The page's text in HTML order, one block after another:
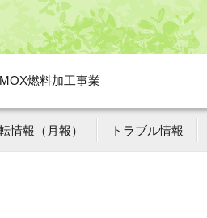
燃料加工事業
情報（月報） トラブル情報